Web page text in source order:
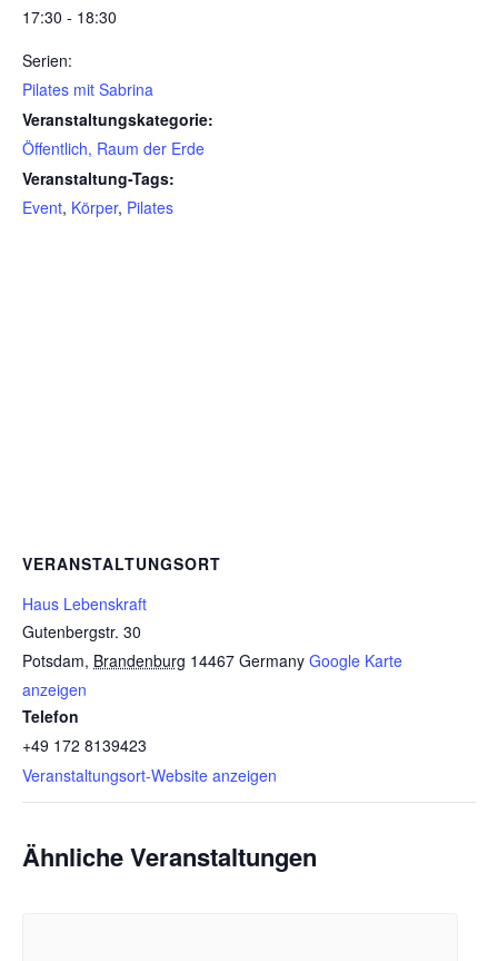
17:30 - 18:30
Serien:
Pilates mit Sabrina
Veranstaltungskategorie:
Öffentlich, Raum der Erde
Veranstaltung-Tags:
Event, Körper, Pilates
VERANSTALTUNGSORT
Haus Lebenskraft
Gutenbergstr. 30
Potsdam, Brandenburg 14467 Germany Google Karte
anzeigen
Telefon
+49 172 8139423
Veranstaltungsort-Website anzeigen
Ähnliche Veranstaltungen